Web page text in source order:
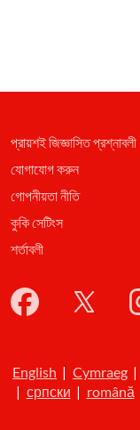
প্রায়শই জিজ্ঞাসিত প্রশ্নাবলী
যোগাযোগ করুন
গোপনীয়তা নীতি
কুকি সেটিংস
শর্তাবলী
English | Cymraeg |
| српски | română